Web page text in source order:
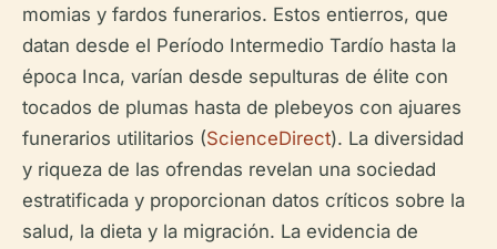
momias y fardos funerarios. Estos entierros, que
datan desde el Período Intermedio Tardío hasta la
época Inca, varían desde sepulturas de élite con
tocados de plumas hasta de plebeyos con ajuares
funerarios utilitarios (ScienceDirect). La diversidad
y riqueza de las ofrendas revelan una sociedad
estratificada y proporcionan datos críticos sobre la
salud, la dieta y la migración. La evidencia de